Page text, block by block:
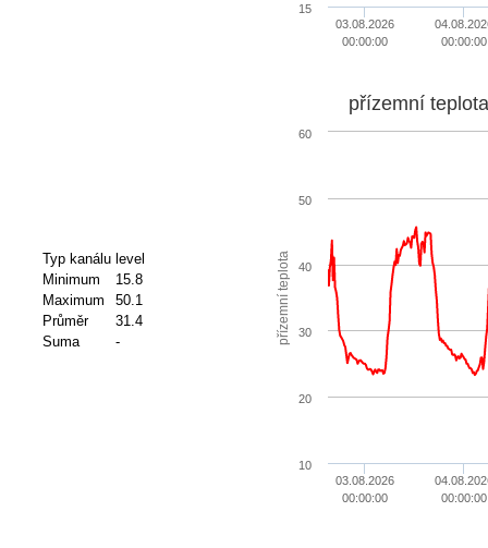
03.08.2026
00:00:00
00:00:00
15
Typ kanálu level
Minimum
15.8
Maximum
50.1
Průměr
31.4
Suma
- přízemní teplota
přízemní
03.08.2026
00:00:00
00:00:00
10
20
30
40
50
60